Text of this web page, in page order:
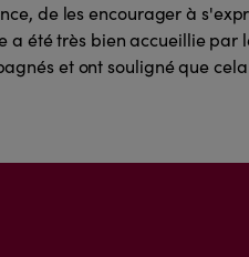
de les encourager à
a été très bien accueillie par
et ont souligné que